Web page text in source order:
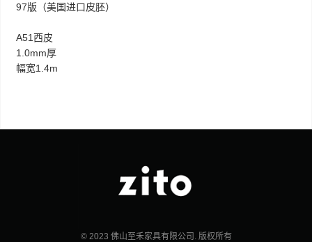
97版（美国进口皮胚）
A51西皮
1.0mm厚
幅宽1.4m
© 2023 佛山至禾家具有限公司. 版权所有